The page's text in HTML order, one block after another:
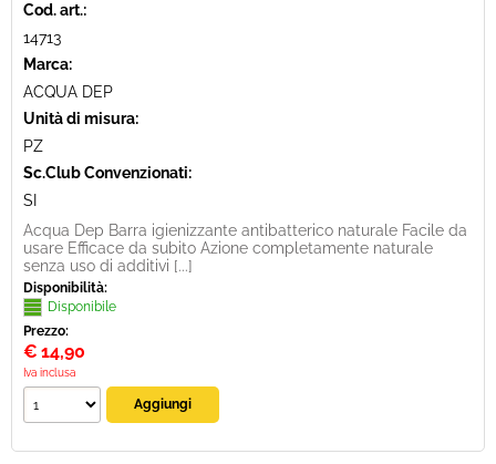
Cod. art.:
14713
Marca:
ACQUA DEP
Unità di misura:
PZ
Sc.Club Convenzionati:
SI
Acqua Dep Barra igienizzante antibatterico naturale Facile da
usare Efficace da subito Azione completamente naturale
senza uso di additivi [...]
Disponibilità:
Disponibile
Prezzo:
€ 14,90
Iva inclusa